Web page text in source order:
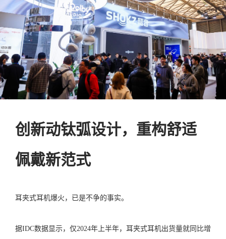
创新动钛弧设计，重构舒适
佩戴新范式
耳夹式耳机爆火，已是不争的事实。
据IDC数据显示，仅2024年上半年，耳夹式耳机出货量就同比增